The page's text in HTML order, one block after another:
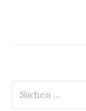
nach: